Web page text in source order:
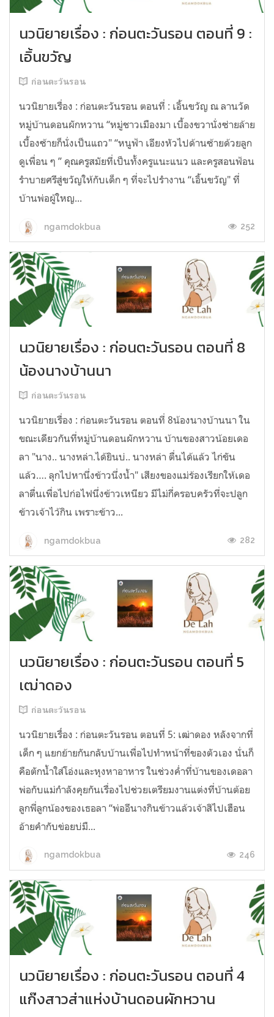
นวนิยายเรื่อง : ก่อนตะวันรอน ตอนที่ 9 :
เอิ้นขวัญ
ก่อนตะวันรอน
นวนิยายเรื่อง : ก่อนตะวันรอน ตอนที่ : เอิ้นขวัญ ณ ลานวัด
หมู่บ้านดอนผักหวาน “หมู่ชาวเมืองมา เบื้องขวานั่งซ่ายล้าย
เบื้องซ้ายก็นั่งเป็นแถว" “หนูฟ้า เอียงหัวไปด้านซ้ายด้วยลูก
ดูเพื่อน ๆ ” คุณครูสมัยที่เป็นทั้งครูแนะแนว และครูสอนฟ้อน
รำบายศรีสู่ขวัญให้กับเด็ก ๆ ที่จะไปรำงาน “เอิ้นขวัญ" ที่
บ้านพ่อผู้ใหญ...
ngamdokbua 252
นวนิยายเรื่อง : ก่อนตะวันรอน ตอนที่ 8
น้องนางบ้านนา
ก่อนตะวันรอน
นวนิยายเรื่อง : ก่อนตะวันรอน ตอนที่ 8น้องนางบ้านนา ใน
ขณะเดียวกันที่หมู่บ้านดอนผักหวาน บ้านของสาวน้อยเดอ
ลา "นาง.. นางหล่า.ได้ยินบ่.. นางหล่า ตื่นได้แล้ว ไก่ขัน
แล้ว…. ลุกไปหานึ่งข้าวนึ่งน้ำ" เสียงของแม่ร้องเรียกให้เดอ
ลาตื่นเพื่อไปก่อไฟนึ่งข้าวเหนียว มีไม่กี่ครอบครัวที่จะปลูก
ข้าวเจ้าไว้กิน เพราะข้าว...
ngamdokbua 282
นวนิยายเรื่อง : ก่อนตะวันรอน ตอนที่ 5
เฒ่าดอง
ก่อนตะวันรอน
นวนิยายเรื่่อง : ก่อนตะวันรอน ตอนที่ 5: เฒ่าดอง หลังจากที่
เด็ก ๆ แยกย้ายกันกลับบ้านเพื่อไปทำหน้าที่ของตัวเอง นั่นก็
คือตักน้ำใส่โอ่งและหุงหาอาหาร ในช่วงค่ำที่บ้านของเดอลา
พ่อกับแม่กำลังคุยกันเรื่องไปช่วยเตรียมงานแต่งที่บ้านต้อย
ลูกพี่ลูกน้องของเธอลา “พ่ออีนางกินข้าวแล้วเจ้าสิไปเฮือน
อ้ายคำกับข่อยบ่มื...
ngamdokbua 246
นวนิยายเรื่อง : ก่อนตะวันรอน ตอนที่ 4
แก๊งสาวส่าแห่งบ้านดอนผักหวาน